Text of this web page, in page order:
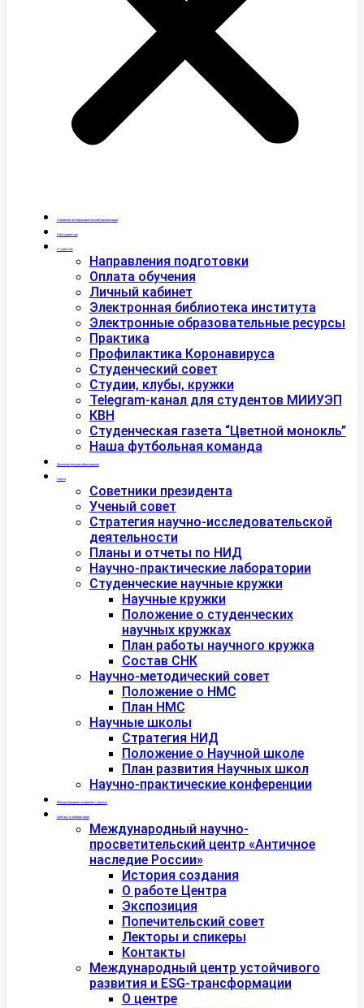
Сведения об образовательной организации
Абитуриентам
Студентам
Направления подготовки
Оплата обучения
Личный кабинет
Электронная библиотека института
Электронные образовательные ресурсы
Практика
Профилактика Коронавируса
Студенческий совет
Студии, клубы, кружки
Telegram-канал для студентов МИИУЭП
КВН
Студенческая газета “Цветной монокль”
Наша футбольная команда
Дополнительное образование
Наука
Советники президента
Ученый совет
Стратегия научно-исследовательской
деятельности
Планы и отчеты по НИД
Научно-практические лаборатории
Студенческие научные кружки
Научные кружки
Положение о студенческих
научных кружках
План работы научного кружка
Состав СНК
Научно-методический совет
Положение о НМС
План НМС
Научные школы
Стратегия НИД
Положение о Научной школе
План развития Научных школ
Научно-практические конференции
Международная академия туризма
Центры и лаборатории
Международный научно-
просветительский центр «Античное
наследие России»
История создания
О работе Центра
Экспозиция
Попечительский совет
Лекторы и спикеры
Контакты
Международный центр устойчивого
развития и ESG-трансформации
О центре